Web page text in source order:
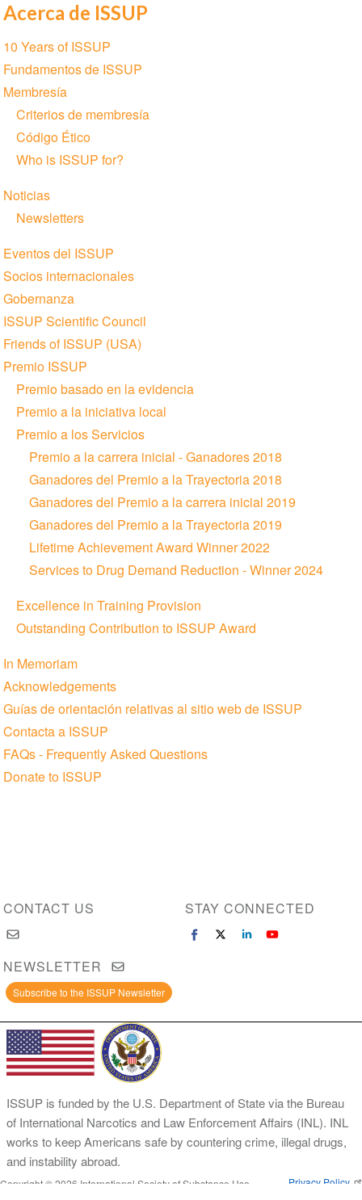
Acerca de ISSUP
Section
navigation
10 Years of ISSUP
Fundamentos de ISSUP
Membresía
Criterios de membresía
Código Ético
Who is ISSUP for?
Noticias
Newsletters
Eventos del ISSUP
Socios internacionales
Gobernanza
ISSUP Scientific Council
Friends of ISSUP (USA)
Premio ISSUP
Premio basado en la evidencia
Premio a la iniciativa local
Premio a los Servicios
Premio a la carrera inicial - Ganadores 2018
Ganadores del Premio a la Trayectoria 2018
Ganadores del Premio a la carrera inicial 2019
Ganadores del Premio a la Trayectoria 2019
Lifetime Achievement Award Winner 2022
Services to Drug Demand Reduction - Winner 2024
Excellence in Training Provision
Outstanding Contribution to ISSUP Award
In Memoriam
Acknowledgements
Guías de orientación relativas al sitio web de ISSUP
Contacta a ISSUP
FAQs - Frequently Asked Questions
Donate to ISSUP
CONTACT US STAY CONNECTED
NEWSLETTER
Subscribe to the ISSUP Newsletter
ISSUP is funded by the U.S. Department of State via the Bureau
of International Narcotics and Law Enforcement Affairs (INL). INL
works to keep Americans safe by countering crime, illegal drugs,
and instability abroad.
Copyright © 2026 International Society of Substance Use
Privacy Policy